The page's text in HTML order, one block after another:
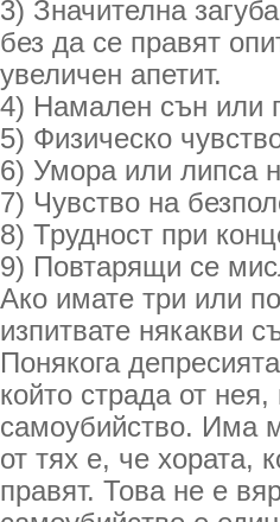
3) Значителна
без да се правят
увеличен апетит.
4) Намален сън или
5) Физическо
6) Умора или липса
7) Чувство на
8) Трудност при
9) Повтарящи се
Ако имате три или
изпитвате някакви
Понякога
който страда от
самоубийство. Има
от тях е, че хората,
правят. Това не е